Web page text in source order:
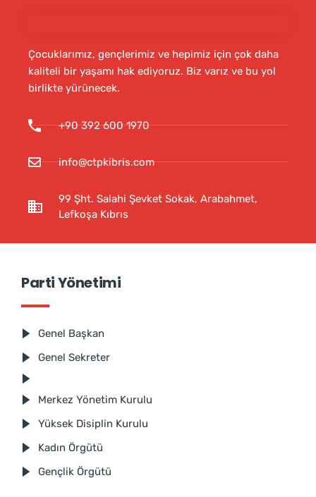
Çocuklarımız, gençlerimiz ve hepimiz için çok daha
kaliteli bir yaşamı hak ediyoruz. Biz varız ve bu yol
birlikte yürünecek.
+90 392 600 1970
info@ctpkibris.com
99 Şht. Salahi Şevket Sokak, Arabahmet,
Lefkoşa Kıbrıs
Parti Yönetimi
Genel Başkan
Genel Sekreter
Merkez Yönetim Kurulu
Yüksek Disiplin Kurulu
Kadın Örgütü
Gençlik Örgütü